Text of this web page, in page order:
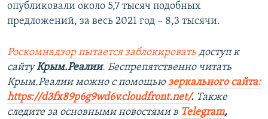
опубликовали около 5,7 тысяч подобных
предложений, за весь 2021 год – 8,3 тысячи.
Роскомнадзор пытается заблокировать доступ к
сайтуКрым.Реалии. Беспрепятственно читать
Крым.Реалии можно с помощью зеркального сайта:
https://d3fx89p6g9wd6v.cloudfront.net/. ​ Также
следите за основными новостями в Telegram,